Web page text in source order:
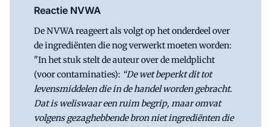
Reactie NVWA
De NVWA reageert als volgt op het onderdeel over
de ingrediënten die nog verwerkt moeten worden:
"In het stuk stelt de auteur over de meldplicht
(voor contaminaties): “De wet beperkt dit tot
levensmiddelen die in de handel worden gebracht.
Dat is weliswaar een ruim begrip, maar omvat
volgens gezaghebbende bron niet ingrediënten die